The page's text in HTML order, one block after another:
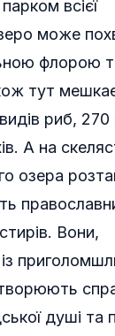
всієї
може
флорою
тут
риб, 270
А на
озера
Вони,
душі та